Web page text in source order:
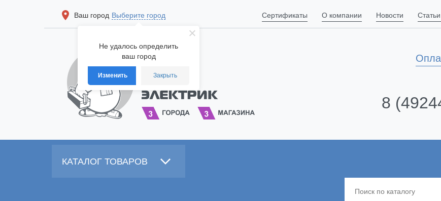
Не удалось определить
ваш город
Изменить Закрыть
Ваш город Выберите город Сертификаты О компании Новости
8
КАТАЛОГ ТОВАРОВ